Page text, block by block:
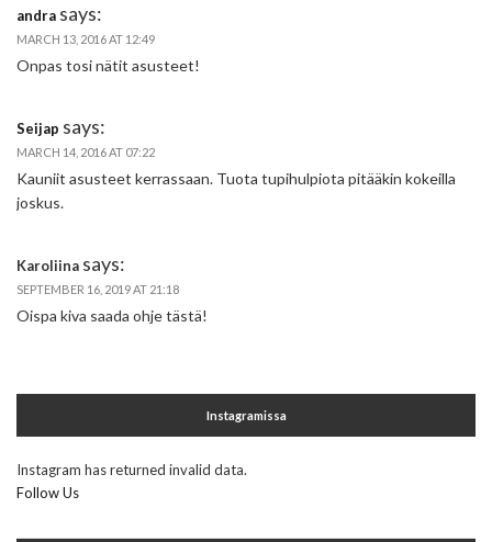
andra says:
MARCH 13, 2016 AT 12:49
Onpas tosi nätit asusteet!
Seijap says:
MARCH 14, 2016 AT 07:22
Kauniit asusteet kerrassaan. Tuota tupihulpiota pitääkin kokeilla
joskus.
Karoliina says:
SEPTEMBER 16, 2019 AT 21:18
Oispa kiva saada ohje tästä!
Instagramissa
Instagram has returned invalid data.
Follow Us